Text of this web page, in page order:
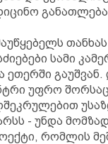
სამი
ეთერში გაუშვან.
უფრო
- უნდა
რომლის